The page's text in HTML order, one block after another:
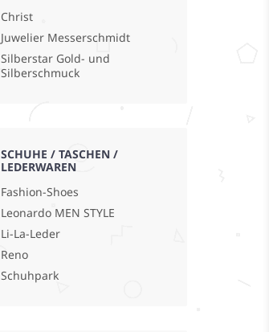
Christ
Juwelier Messerschmidt
Silberstar Gold- und
Silberschmuck
SCHUHE / TASCHEN /
LEDERWAREN
Fashion-Shoes
Leonardo MEN STYLE
Li-La-Leder
Reno
Schuhpark